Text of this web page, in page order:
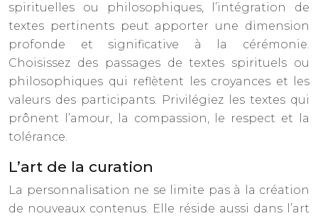
spirituelles ou philosophiques, l’intégration de
textes pertinents peut apporter une dimension
profonde et significative à la cérémonie.
Choisissez des passages de textes spirituels ou
philosophiques qui reflètent les croyances et les
valeurs des participants. Privilégiez les textes qui
prônent l’amour, la compassion, le respect et la
tolérance.
L’art de la curation
La personnalisation ne se limite pas à la création
de nouveaux contenus. Elle réside aussi dans l’art